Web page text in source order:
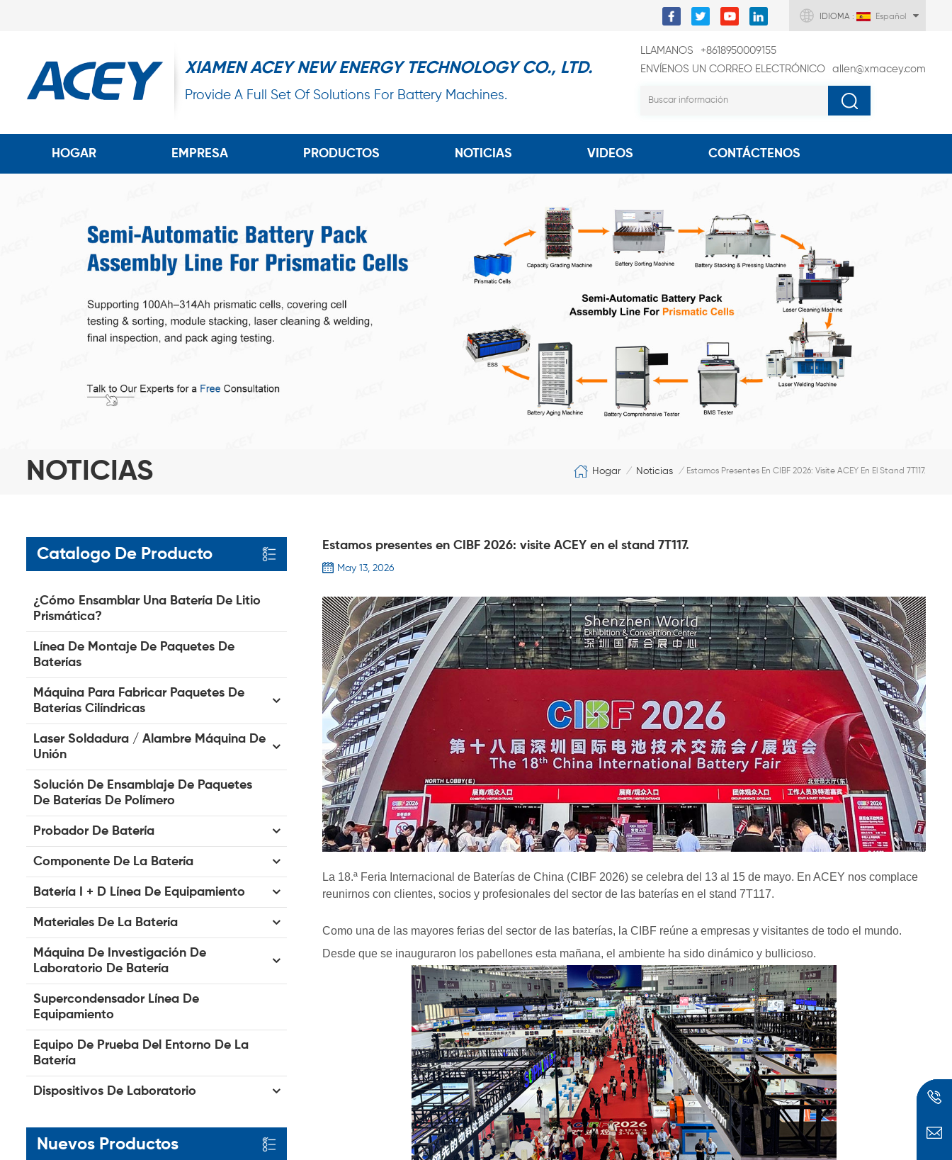
IDIOMA : Español
XIAMEN ACEY NEW ENERGY TECHNOLOGY CO., LTD.
Provide A Full Set Of Solutions For Battery Machines.
LLAMANOS
+8618950009155
ENVÍENOS UN CORREO ELECTRÓNICO
allen@xmacey.com
HOGAR EMPRESA PRODUCTOS NOTICIAS VIDEOS CONTÁCTENOS
NOTICIAS Hogar / Noticias / Estamos Presentes En CIBF 2026: Visite ACEY En El Stand 7T117.
Catalogo De Producto
¿Cómo Ensamblar Una Batería De Litio
Prismática?
Línea De Montaje De Paquetes De
Baterías
Máquina Para Fabricar Paquetes De
Baterías Cilíndricas
Laser Soldadura / Alambre Máquina De
Unión
Solución De Ensamblaje De Paquetes
De Baterías De Polímero
Probador De Batería
Componente De La Batería
Batería I + D Línea De Equipamiento
Materiales De La Batería
Máquina De Investigación De
Laboratorio De Batería
Supercondensador Línea De
Equipamiento
Equipo De Prueba Del Entorno De La
Batería
Dispositivos De Laboratorio
Nuevos Productos
Estamos presentes en CIBF 2026: visite ACEY en el stand 7T117.
May 13, 2026
La 18.ª Feria Internacional de Baterías de China (CIBF 2026) se celebra del 13 al 15 de mayo. En ACEY nos complace
reunirnos con clientes, socios y profesionales del sector de las baterías en el stand 7T117.
Como una de las mayores ferias del sector de las baterías, la CIBF reúne a empresas y visitantes de todo el mundo.
Desde que se inauguraron los pabellones esta mañana, el ambiente ha sido dinámico y bullicioso.